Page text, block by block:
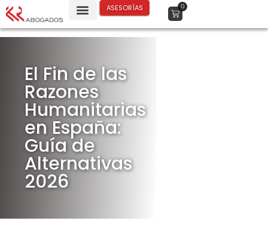
ASESORÍAS 0
El Fin de las
Razones
Humanitarias
en España:
Guía de
Alternativas
2026